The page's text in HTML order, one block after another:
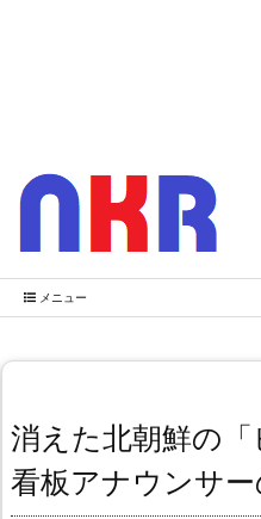
メニュー
消えた北朝鮮の
看板アナウンサ